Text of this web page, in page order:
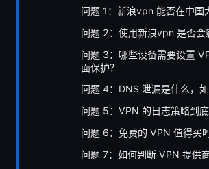
问题 1：新浪vpn 能否在中国
问题 2：使用新浪vpn 是否会
问题 3：哪些设备需要设置
面保护？
问题 4：DNS 泄漏是什么，如
问题 5：VPN 的日志策略到底
问题 6：免费的 VPN 值得买
问题 7：如何判断 VPN 提供